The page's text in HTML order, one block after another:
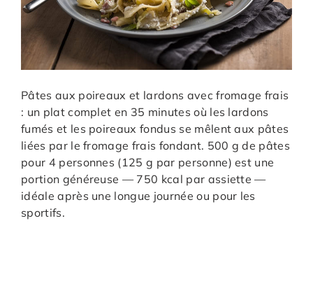
Pâtes aux poireaux et lardons avec fromage frais
: un plat complet en 35 minutes où les lardons
fumés et les poireaux fondus se mêlent aux pâtes
liées par le fromage frais fondant. 500 g de pâtes
pour 4 personnes (125 g par personne) est une
portion généreuse — 750 kcal par assiette —
idéale après une longue journée ou pour les
sportifs.